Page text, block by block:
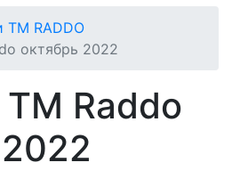
ТМ RADDO
октябрь 2022
ТМ Raddo